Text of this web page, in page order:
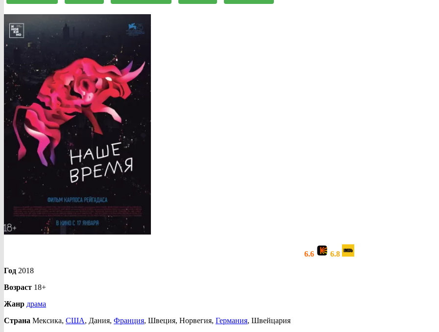
6.6
6.8
Год 2018
Возраст 18+
Жанр драма
Страна Мексика, США, Дания, Франция, Швеция, Норвегия, Германия, Швейцария